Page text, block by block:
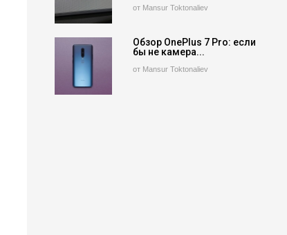
от Mansur Toktonaliev
Обзор OnePlus 7 Pro: если
бы не камера...
от Mansur Toktonaliev